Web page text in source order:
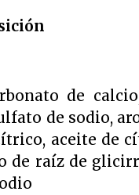
de
de sodio,
aceite de
de raíz de